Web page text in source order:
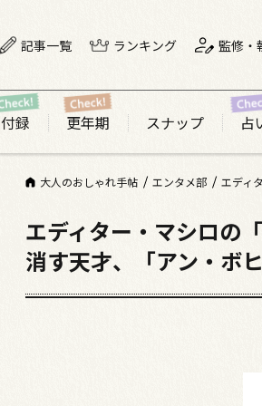
記事一覧 ランキング 監修・
付録 更年期 スナップ 占
大人のおしゃれ手帖 エンタメ部
エディター・マシロの
消す天才、「アン・ボ